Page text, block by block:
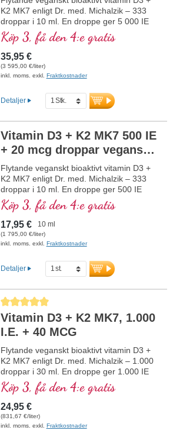
utan genteknik i egen kontrollerad
produktion som har funnits i 25 år,
vegetarisk utan tillsatser och
laboratorietestad. Utvecklad av läkare.
mer information om vitamin D3 + K2
K2 MK7 enligt Dr. med. Michalzik – 333
droppar i 10 ml. En droppe ger 5 000 IE
vitamin D3 och 200 μg K2 (MK7 all-trans).
Högsta premiumkvalitet från högkvalitativa
kontrollerade lavar (inte från alger!) i
optimal kombination med särskilt bioaktiv
all-trans K2-form, helt växtbaserat, 100 %
olja odlad utan pesticider för bättre
biotillgänglighet. Denna optimala
muskelfunktion samt till immunsystemets
normala funktion. Tillverkat i Tyskland
utan genteknik i egen kontrollerad
produktion som funnits i 25 år, veganskt,
utan tillsatser och laboratorietestat.
Utvecklat av läkare.
mer information om vitamin D3 + K2
Köp 3, få den 4:e gratis
35,95 €
(3 595,00 €/liter)
inkl. moms. exkl. Fraktkostnader
Detaljer
Vitamin D3 + K2 MK7 500 IE
+ 20 mcg droppar veganska
(10 ml, barn)NY
Flytande veganskt bioaktivt vitamin D3 +
K2 MK7 enligt Dr. med. Michalzik – 333
droppar i 10 ml. En droppe ger 500 IE
vitamin D3 och 20 μg K2 (MK7 all-trans).
Högsta premiumkvalitet från
högkvalitativa, kontrollerade lavar (inte
från alger!) i optimal kombination med
särskilt bioaktiv all-trans K2-form, helt
skyddande kokos-MCT-olja odlad utan
pesticider för bättre biotillgänglighet.
bibehålla normal benstomme, bidrar till
normal muskelfunktion samt till
immunsystemets normala funktion.
Tillverkat i Tyskland utan genteknik i egen
kontrollerad produktion som funnits i 25
år, veganskt, utan tillsatser och
laboratorietestat. Utvecklat av läkare.
mer information om vitamin D3 + K2
Köp 3, få den 4:e gratis
17,95 € 10 ml
(1 795,00 €/liter)
inkl. moms. exkl. Fraktkostnader
Detaljer
Genomsnittligt betyg på 5 av 5 stjärnor
Vitamin D3 + K2 MK7, 1.000
I.E. + 40 MCG
Flytande veganskt bioaktivt vitamin D3 +
K2 MK7 enligt Dr. med. Michalzik – 1.000
droppar i 30 ml. En droppe ger 1.000 IE
vitamin D3 och 40 μg K2 (MK7 all-trans).
Högsta premiumkvalitet från
högkvalitativa, kontrollerade lavar (inte
från alger!) i optimal kombination med
särskilt bioaktiv all-trans K2-form, helt
Köp 3, få den 4:e gratis
24,95 €
(831,67 €/liter)
inkl. moms. exkl. Fraktkostnader